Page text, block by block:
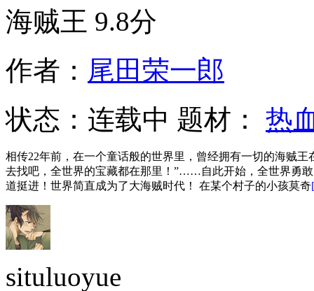
海贼王 9.8分
作者： 尾田荣一郎
状态： 连载中 题材： 热
相传22年前，在一个童话般的世界里，曾经拥有一切的海贼
去找吧，全世界的宝藏都在那里！”……自此开始，全世界勇
道挺进！世界简直成为了大海贼时代！ 在某个村子的小孩莫奇
situluoyue